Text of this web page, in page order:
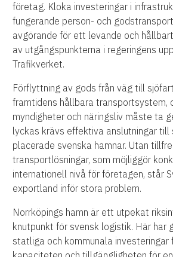
företag. Kloka investeringar i
fungerande person- och
avgörande för ett levande och
av utgångspunkterna i regeringens
Trafikverket.
Förflyttning av gods från väg till
framtidens hållbara transportsystem,
myndigheter och näringsliv måste ta
lyckas krävs effektiva anslutningar
placerade svenska hamnar. Utan
transportlösningar, som möjliggör
internationell nivå för företagen, står
exportland inför stora problem.
Norrköpings hamn är ett utpekat
knutpunkt för svensk logistik. Här har
statliga och kommunala